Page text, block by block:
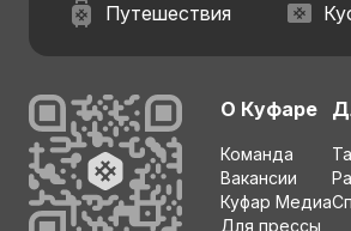
Путешествия
О Куфаре
Команда
Вакансии
Куфар Медиа
Для прессы